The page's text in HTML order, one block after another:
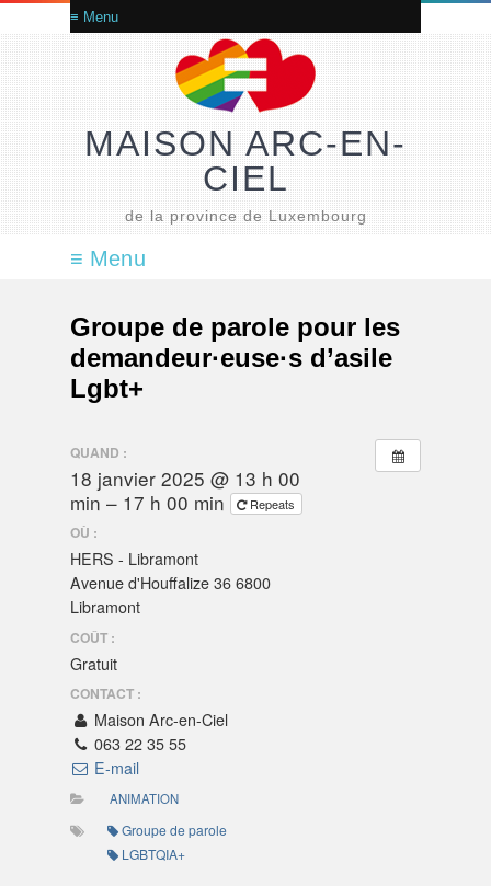
MAISON ARC-EN-
CIEL
de la province de Luxembourg
Groupe de parole pour les
demandeur·euse·s d’asile
Lgbt+
QUAND :
18 janvier 2025 @ 13 h 00
min – 17 h 00 min
Repeats
OÙ :
HERS - Libramont
Avenue d'Houffalize 36 6800
Libramont
COÛT :
Gratuit
CONTACT :
Maison Arc-en-Ciel
063 22 35 55
E-mail
ANIMATION
Groupe de parole
LGBTQIA+